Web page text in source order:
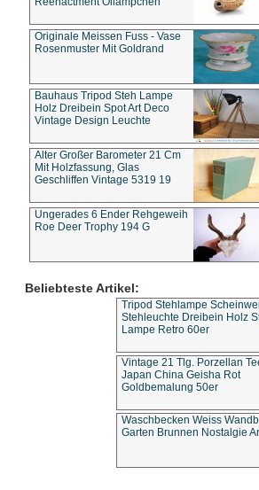
Originale Meissen Fuss - Vase
Rosenmuster Mit Goldrand
Bauhaus Tripod Steh Lampe
Holz Dreibein Spot Art Deco
Vintage Design Leuchte
Alter Großer Barometer 21 Cm
Mit Holzfassung, Glas
Geschliffen Vintage 5319 19
Ungerades 6 Ender Rehgeweih
Roe Deer Trophy 194 G
Beliebteste Artikel:
Tripod Stehlampe
Stehleuchte Dreibein Holz
Lampe Retro 60er
Vintage 21 Tlg. Porzellan
Japan China Geisha Rot
Goldbemalung 50er
Waschbecken Weiss
Garten Brunnen Nostalgie